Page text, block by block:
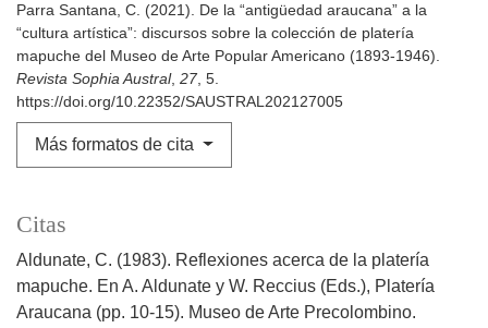
Parra Santana, C. (2021). De la “antigüedad araucana” a la
“cultura artística”: discursos sobre la colección de platería
mapuche del Museo de Arte Popular Americano (1893-1946).
Revista Sophia Austral, 27, 5.
https://doi.org/10.22352/SAUSTRAL202127005
Más formatos de cita
Citas
Aldunate, C. (1983). Reflexiones acerca de la platería
mapuche. En A. Aldunate y W. Reccius (Eds.), Platería
Araucana (pp. 10-15). Museo de Arte Precolombino.